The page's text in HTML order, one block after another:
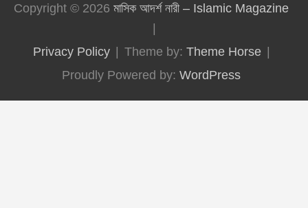
Copyright © 2026 মাসিক আদর্শ নারী – Islamic Magazine
Privacy Policy Theme by: Theme Horse
Proudly Powered by: WordPress